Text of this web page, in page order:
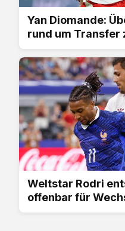
Yan Diomande:
rund um Transfer
Weltstar Rodri
offenbar für